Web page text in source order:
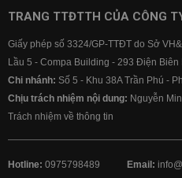
TRANG TTĐTTH CỦA CÔNG
Giấy phép số 3324/GP-TTĐT do Sở
Lầu 5 - Compa Building - 293 Điện
Chi nhánh: Số 5 - Khu 38A Trần Phú -
Chịu trách nhiệm nội dung: Nguyễn
Trách nhiệm về thông tin
Hotline: 0975798489 Email: